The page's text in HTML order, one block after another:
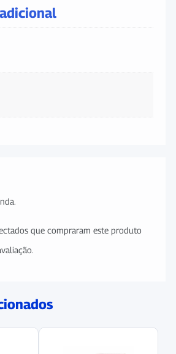
que compraram este produto